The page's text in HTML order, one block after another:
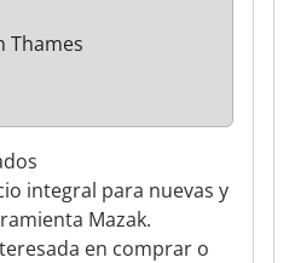
integral para nuevas y
Mazak.
en comprar o
Thames